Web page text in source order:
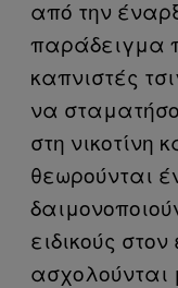
από την
παράδειγμα
καπνιστές
να
στη νικοτίνη
θεωρούνται
ειδικούς
ασχολούνται